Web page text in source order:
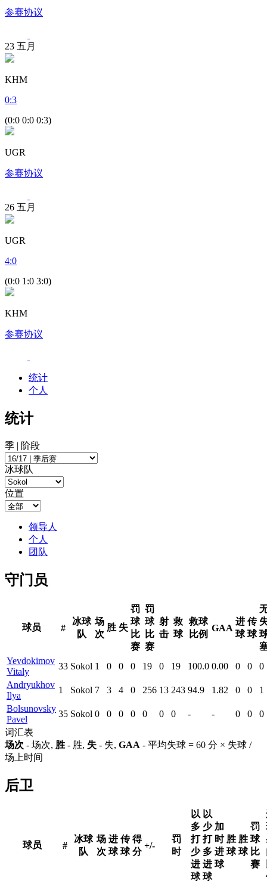
参赛协议
23 五月
KHM
0:3
(0:0 0:0 0:3)
UGR
参赛协议
26 五月
UGR
4:0
(0:0 1:0 3:0)
KHM
参赛协议
统计
个人
统计
季 | 阶段
冰球队
位置
领导人
个人
团队
守门员
球员 #
冰球
队
场
次
胜 失
罚
球
比
赛
罚
球
比
赛
射
击
救
球
救球
比例
GAA
进
球
传
球
Yevdokimov
Vitaly
33 Sokol 1 0 0 0 19 0 19 100.0 0.00 0 0
0
Andryukhov
Ilya
1 Sokol 7 3 4 0 256 13 243 94.9 1.82 0 0
1
Bolsunovsky
Pavel
35 Sokol 0 0 0 0 0 0 0 - - 0 0
0
词汇表
场次 - 场次, 胜 - 胜, 失 - 失, GAA - 平均失球 = 60 分 × 失球 /
场上时间
后卫
球员 #
冰球
队
场
次
进
球
传
球
得
分
+/-
罚
时
以
多
打
少
进
球
以
少
打
多
进
球
加
时
进
球
胜
球
胜
球
罚
球
比
赛